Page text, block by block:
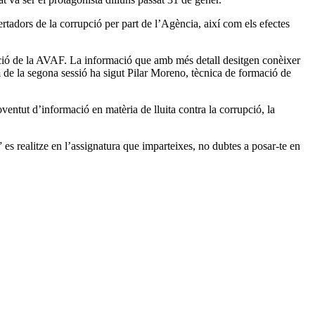
de la corrupció per part de l’Agència, així com els efectes
de la AVAF. La informació que amb més detall desitgen conèixer
la segona sessió ha sigut Pilar Moreno, tècnica de formació de
d’informació en matèria de lluita contra la corrupció, la
realitze en l’assignatura que imparteixes, no dubtes a posar-te en